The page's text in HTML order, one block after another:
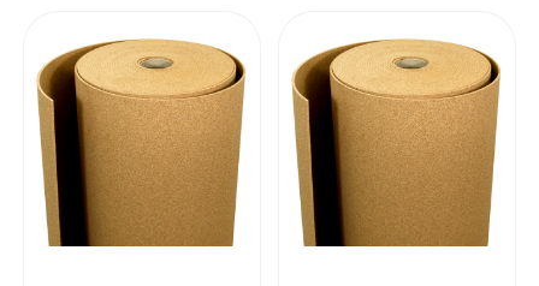
KOSZYKA KOSZYKA